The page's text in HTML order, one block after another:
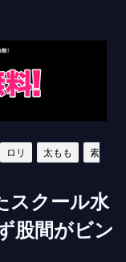
ロリ 太もも
素
スクール水
股間がビン